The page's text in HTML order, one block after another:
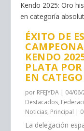
ÉXITO DE
KENDO
PLATA
EN
por RFEJYDA | 04/06/
Destacados,
Noticias, Principal | 0
La delegación